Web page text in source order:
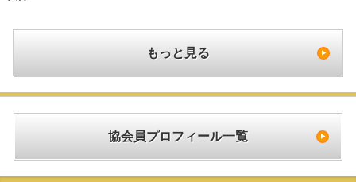
もっと見る
協会員プロフィール一覧